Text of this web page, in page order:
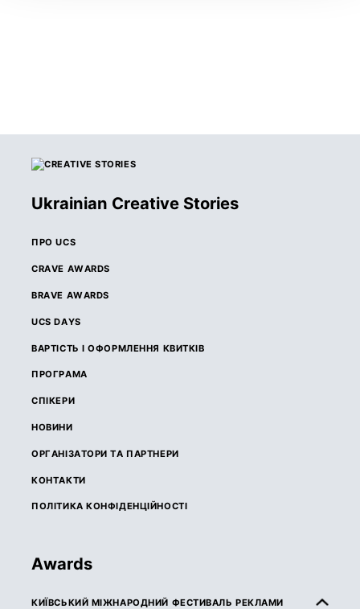
Ukrainian Creative Stories
ПРО UCS
CRAVE AWARDS
BRAVE AWARDS
UCS DAYS
ВАРТІСТЬ І ОФОРМЛЕННЯ КВИТКІВ
ПРОГРАМА
СПІКЕРИ
НОВИНИ
ОРГАНІЗАТОРИ ТА ПАРТНЕРИ
КОНТАКТИ
ПОЛІТИКА КОНФІДЕНЦІЙНОСТІ
Awards
КИЇВСЬКИЙ МІЖНАРОДНИЙ ФЕСТИВАЛЬ РЕКЛАМИ